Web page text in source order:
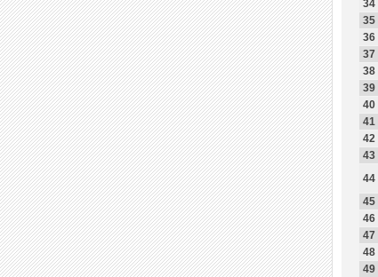
34
35
36
37
38
39
40
41
42
43
44
45
46
47
48
49